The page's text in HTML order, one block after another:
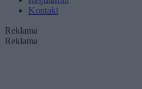
Kontakt
Reklama
Reklama